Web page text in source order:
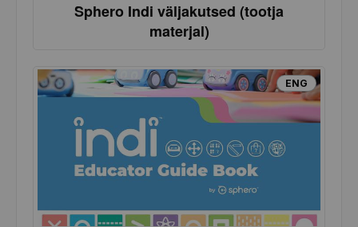
Sphero Indi väljakutsed (tootja
materjal)
ENG